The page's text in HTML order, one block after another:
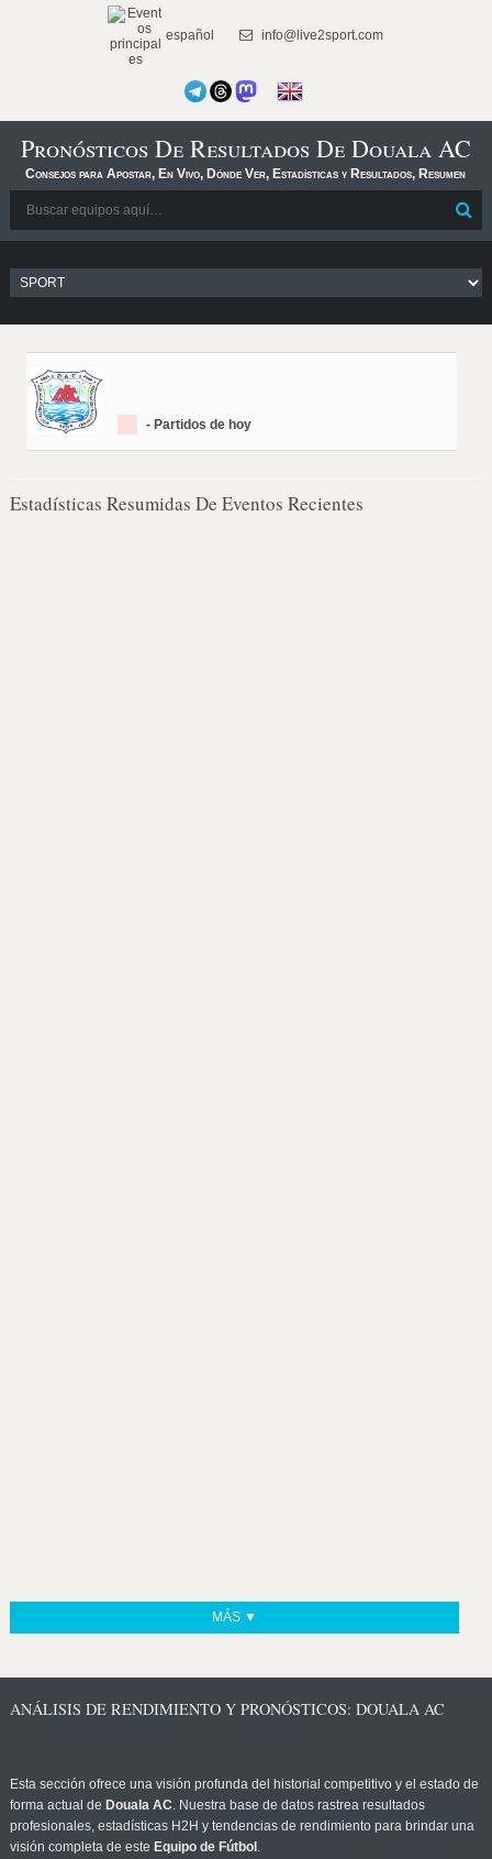
español info@live2sport.com
Pronósticos De Resultados De Douala AC
Consejos para Apostar, En Vivo, Dónde Ver, Estadísticas y Resultados, Resumen
- Partidos de hoy
Estadísticas Resumidas De Eventos Recientes
MÁS ▼
ANÁLISIS DE RENDIMIENTO Y PRONÓSTICOS: DOUALA AC
Esta sección ofrece una visión profunda del historial competitivo y el estado de
forma actual de Douala AC. Nuestra base de datos rastrea resultados
profesionales, estadísticas H2H y tendencias de rendimiento para brindar una
visión completa de este Equipo de Fútbol .